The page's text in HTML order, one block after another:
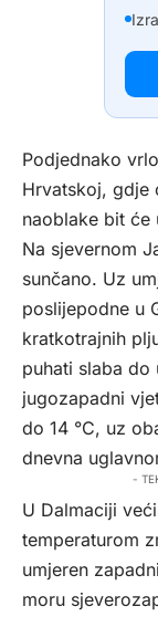
Podjednako
Hrvatskoj, gdje
naoblake bit će
Na sjevernom
sunčano. Uz
poslijepodne u
kratkotrajnih
puhati slaba do
jugozapadni
do 14 °C, uz
dnevna
-
U Dalmaciji
temperaturom
umjeren
moru